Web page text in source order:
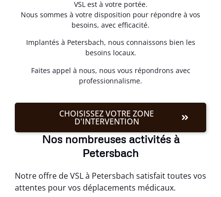
VSL est à votre portée.
Nous sommes à votre disposition pour répondre à vos
besoins, avec efficacité.
Implantés à Petersbach, nous connaissons bien les
besoins locaux.
Faites appel à nous, nous vous répondrons avec
professionnalisme.
CHOISISSEZ VOTRE ZONE
D'INTERVENTION
Nos nombreuses activités à
Petersbach
Notre offre de VSL à Petersbach satisfait toutes vos
attentes pour vos déplacements médicaux.